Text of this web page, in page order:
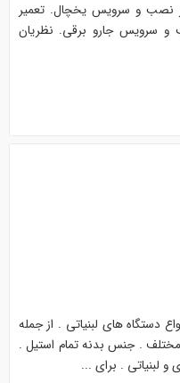
نصب و سرویس یخچال. تعمیر
سرویس جارو برقی. نظریان
دستگاه های لبنیاتی . از جمله
. جنس بدنه تمام استیل .
و لبنیاتی . برای ...